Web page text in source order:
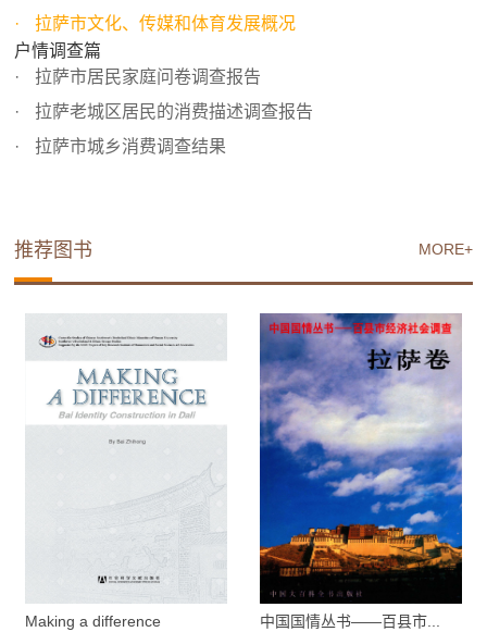
拉萨市文化、传媒和体育发展概况
户情调查篇
拉萨市居民家庭问卷调查报告
拉萨老城区居民的消费描述调查报告
拉萨市城乡消费调查结果
MORE+
推荐图书
Making a difference 中国国情丛书——百县市...